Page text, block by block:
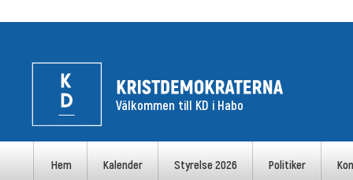
Välkommen till KD i Habo
Hoppa till huvudinnehåll
Hoppa till sekundärt innehåll
Hem Kalender Styrelse 2026 Politiker